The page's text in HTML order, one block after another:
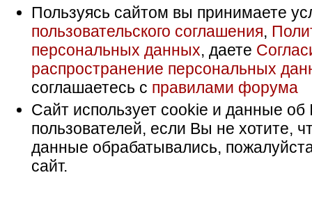
Пользуясь сайтом вы принимаете
пользовательского соглашения,
персональных данных, даете
распространение персональных
соглашаетесь с правилами форума
Сайт использует cookie и данные об
пользователей, если Вы не хотите,
данные обрабатывались,
сайт.